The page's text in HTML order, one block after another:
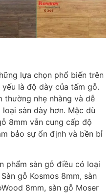
lựa chọn phổ biến trên
là độ dày của tấm gỗ.
thường nhẹ nhàng và dễ
sàn dày hơn. Mặc dù
8mm vẫn cung cấp độ
bảo sự ổn định và bền bỉ
phẩm sàn gỗ điều có loại
gỗ Kosmos 8mm, sàn
8mm, sàn gỗ Moser